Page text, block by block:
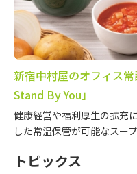
新宿中村屋のオフィス
Stand By You」
健康経営や福利厚生の拡充
した常温保管が可能なスー
トピックス